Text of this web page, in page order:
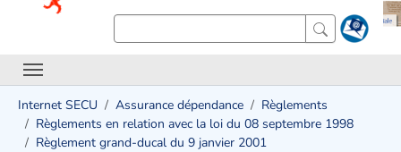
Internet SECU Assurance dépendance
Règlements
Règlements en relation avec la loi du 08 septembre 1998
Règlement grand-ducal du 9 janvier 2001